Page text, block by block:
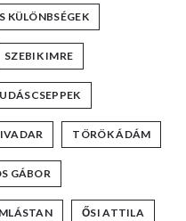
KÜLÖNBSÉGEK
SZEBIK IMRE
TÖRÖK ÁDÁM
GÁBOR
ŐSI ATTILA